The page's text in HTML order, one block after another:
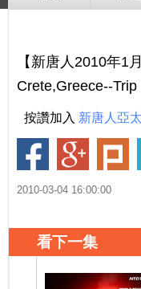
【新唐人2010年1
Crete,Greece--
按讚加入 新唐人亞
2010-03-04 16:00:00
看下一集